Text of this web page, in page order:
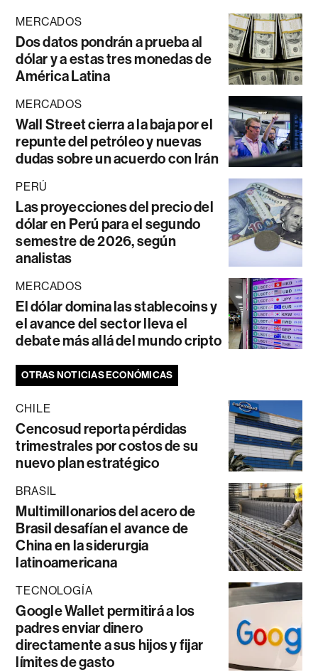
MERCADOS
Dos datos pondrán a prueba al
dólar y a estas tres monedas de
América Latina
MERCADOS
Wall Street cierra a la baja por el
repunte del petróleo y nuevas
dudas sobre un acuerdo con Irán
PERÚ
Las proyecciones del precio del
dólar en Perú para el segundo
semestre de 2026, según
analistas
MERCADOS
El dólar domina las stablecoins y
el avance del sector lleva el
debate más allá del mundo cripto
OTRAS NOTICIAS ECONÓMICAS
CHILE
Cencosud reporta pérdidas
trimestrales por costos de su
nuevo plan estratégico
BRASIL
Multimillonarios del acero de
Brasil desafían el avance de
China en la siderurgia
latinoamericana
TECNOLOGÍA
Google Wallet permitirá a los
padres enviar dinero
directamente a sus hijos y fijar
límites de gasto